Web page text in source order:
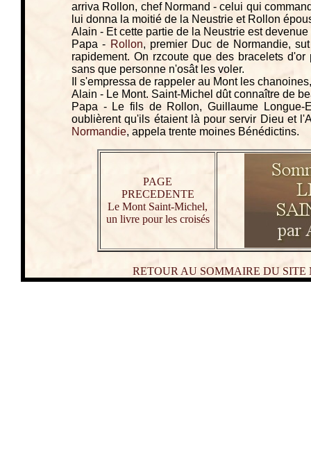
arriva Rollon, chef Normand - celui qui
lui donna la moitié de la Neustrie et Rollon
Alain - Et cette partie de la Neustrie est
Papa - Rollon, premier Duc de Normandie,
rapidement. On rzcoute que des bracelets
sans que personne n'osât les voler.
Il s'empressa de rappeler au Mont les
Alain - Le Mont. Saint-Michel dût connaître de
Papa - Le fils de Rollon, Guillaume Longue-
oublièrent qu'ils étaient là pour servir Dieu et
Normandie, appela trente moines Bénédictins.
PAGE
PRECEDENTE
Le Mont Saint-Michel,
un livre pour les croisés
RETOUR AU SOMMAIRE DU